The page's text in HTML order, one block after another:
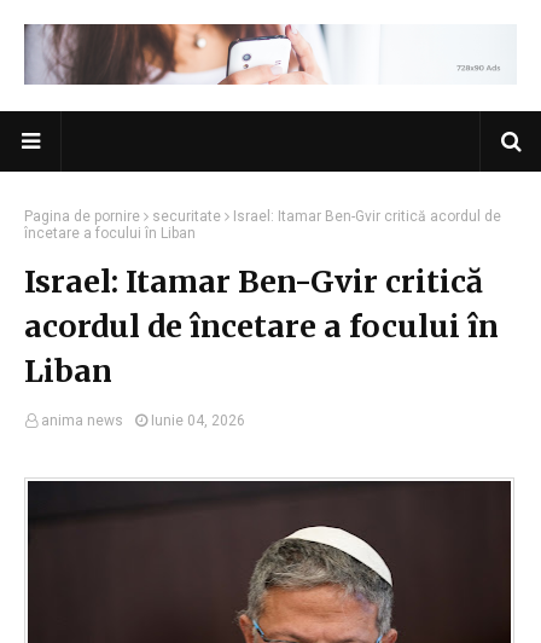
Pagina de pornire securitate
Israel: Itamar Ben-Gvir critică acordul de
încetare a focului în Liban
Israel: Itamar Ben-Gvir critică
acordul de încetare a focului în
Liban
anima news Iunie 04, 2026